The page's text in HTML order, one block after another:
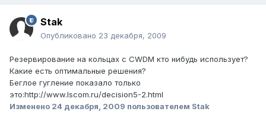
Stak
Опубликовано 23 декабря, 2009
Резервирование на кольцах c CWDM кто нибудь использует?
Какие есть оптимальные решения?
Беглое гугление показало только
это:http://www.lscom.ru/decision5-2.html
Изменено 24 декабря, 2009 пользователем Stak